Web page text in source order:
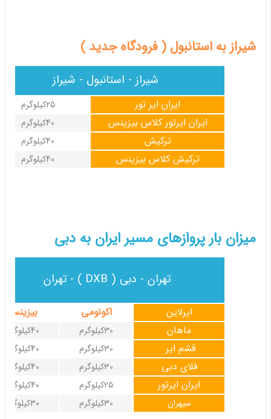
شیراز به استانبول ( فرودگاه جدید )
شیراز - استانبول - شیراز
25کیلوگرم ایران ایر تور
40کیلوگرم ایران ایرتور کلاس بیزینس
40کیلوگرم ترکیش
40کیلوگرم ترکیش کلاس بیزینس
میزان بار پروازهای مسیر ایران به دبی
تهران - دبی ( DXB ) - تهران
بیزینس اکونومی ایرلاین
40کیلوگرم 30کیلوگرم ماهان
40کیلوگرم 30کیلوگرم قشم ایر
40کیلوگرم 30کیلوگرم فلای دبی
40کیلوگرم 25کیلوگرم ایران ایرتور
30کیلوگرم 30کیلوگرم سپهران